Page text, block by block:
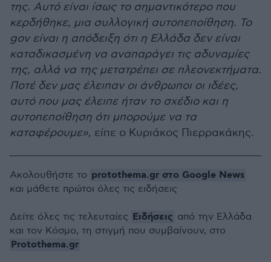
της. Αυτό είναι ίσως το σημαντικότερο που
κερδήθηκε, μια συλλογική αυτοπεποίθηση. Το
gov είναι η απόδειξη ότι η Ελλάδα δεν είναι
καταδικασμένη να αναπαράγει τις αδυναμίες
της, αλλά να της μετατρέπει σε πλεονεκτήματα.
Ποτέ δεν μας έλειπαν οι άνθρωποι οι ιδέες,
αυτό που μας έλειπε ήταν το σχέδιο και η
αυτοπεποίθηση ότι μπορούμε να τα
καταφέρουμε», είπε ο Κυριάκος Πιερρακάκης.
Ακολουθήστε το protothema.gr στο Google News
και μάθετε πρώτοι όλες τις ειδήσεις
Δείτε όλες τις τελευταίες Ειδήσεις από την Ελλάδα
και τον Κόσμο, τη στιγμή που συμβαίνουν, στο
Protothema.gr